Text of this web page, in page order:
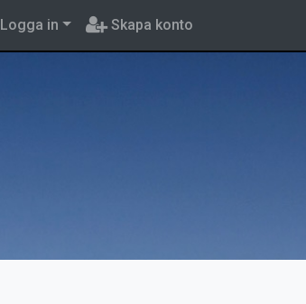
Logga in Skapa konto